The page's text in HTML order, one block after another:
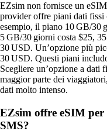
EZsim non fornisce un
provider offre piani dati fissi
esempio, il piano 10 GB/30
5 GB/30 giorni costa $25,
30 USD. Un’opzione più
30 USD. Questi piani
Scegliere un’opzione a dati
maggior parte dei
dati molto intenso.
EZsim offre eSIM
SMS?